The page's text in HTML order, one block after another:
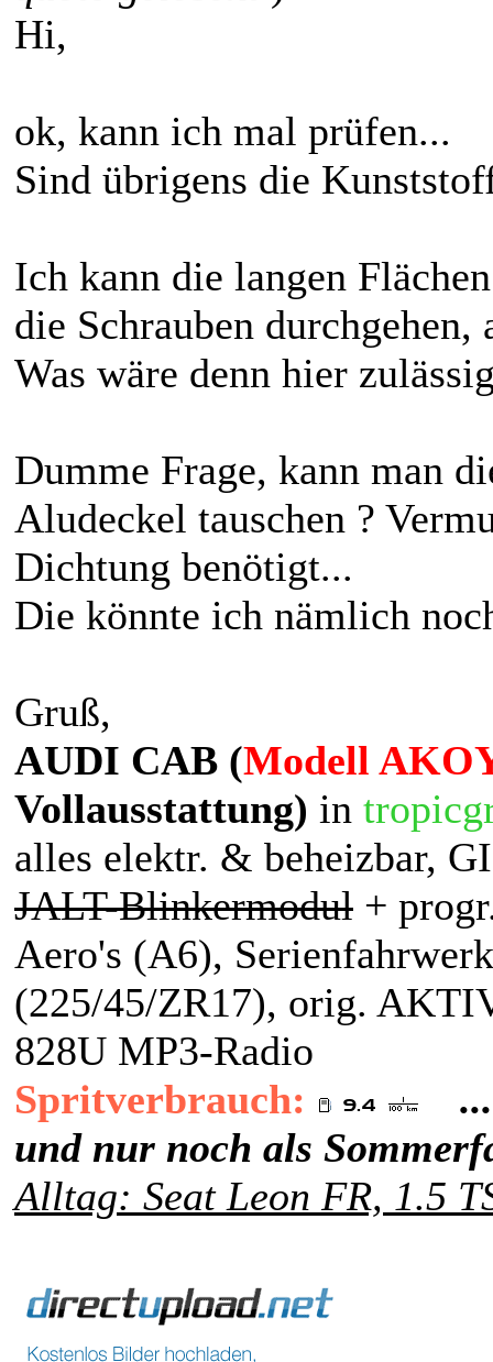
Hi,
ok, kann ich mal prüfen...
Sind übrigens die
Ich kann die langen
die Schrauben
Was wäre denn hier
Dumme Frage, kann man
Aludeckel tauschen ?
Dichtung benötigt...
Die könnte ich nämlich
Gruß,
AUDI CAB (Modell
Vollausstattung) in
alles elektr. & beheizbar,
JALT-Blinkermodul +
Aero's (A6),
(225/45/ZR17), orig.
828U MP3-Radio
Spritverbrauch:
und nur noch als
Alltag: Seat Leon FR, 1.5